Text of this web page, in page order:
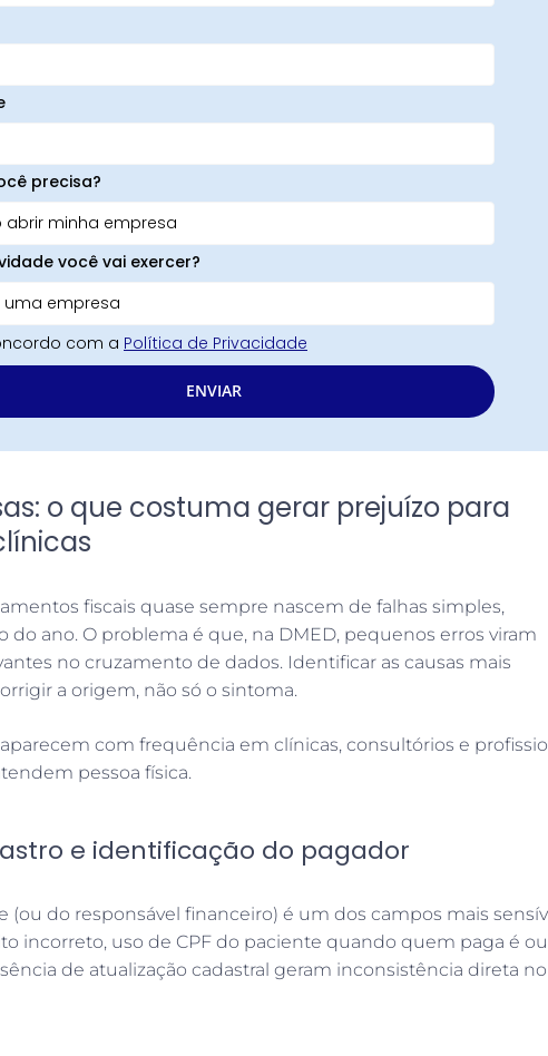
precisa?
você vai exercer?
com a Política de Privacidade
ENVIAR
o que costuma gerar prejuízo para
fiscais quase sempre nascem de falhas simples,
do ano. O problema é que, na DMED, pequenos erros viram
no cruzamento de dados. Identificar as causas mais
a origem, não só o sintoma.
com frequência em clínicas, consultórios e
pessoa física.
e identificação do pagador
(ou do responsável financeiro) é um dos campos mais
incorreto, uso de CPF do paciente quando quem paga é
de atualização cadastral geram inconsistência direta no